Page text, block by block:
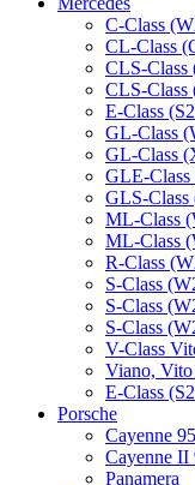
C-Class
CL-Class
CLS-Class
CLS-Class
E-Class
GL-Class
GL-Class
GLE-
GLS-
ML-Class
ML-Class
R-Class
S-Class
S-Class
S-Class
V-Class
Viano,
Е-Class
Porsche
Cayenne
Cayenne II
Panamera